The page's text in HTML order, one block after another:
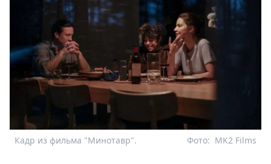
Кадр из фильма "Минотавр". MK2 Films
Фото: